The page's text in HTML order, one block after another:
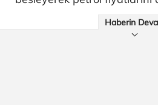
Haberin